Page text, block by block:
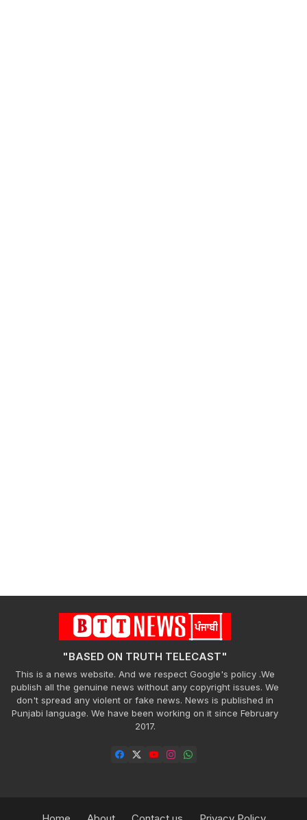
"BASED ON TRUTH TELECAST"
This is a news website. And we respect Google's policy .We
publish all the genuine news without any copyright issues. We
don't spread any violent or fake news. News is published in
Punjabi language. We have been working on it since February
2017.